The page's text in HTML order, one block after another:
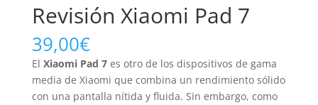
Revisión Xiaomi Pad 7
39,00€
El Xiaomi Pad 7es otro de los dispositivos de gama
media de Xiaomi que combina un rendimiento sólido
con una pantalla nítida y fluida. Sin embargo, como